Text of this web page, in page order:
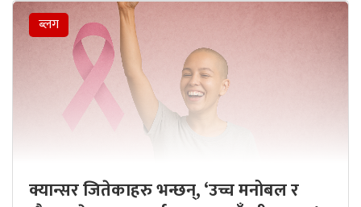
ब्लग
क्यान्सर जितेकाहरु भन्छन्, ‘उच्च मनोबल र